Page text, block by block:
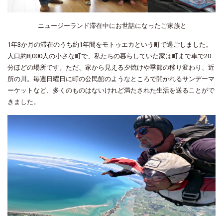
ニュージーランド滞在中にお世話になったご家族と
1年3か月の滞在のうち約1年間をモトゥエカという町で過ごしました。
人口約8,000人の小さな町で、私たちの暮らしていた家は町まで車で20
分ほどの場所です。ただ、家から見える夕焼けや季節の移り変わり、近
所の川。毎週日曜日に町の公民館のようなところで開かれるサンデーマ
ーケットなど、多くのものはないけれど満たされた生活を送ることがで
きました。